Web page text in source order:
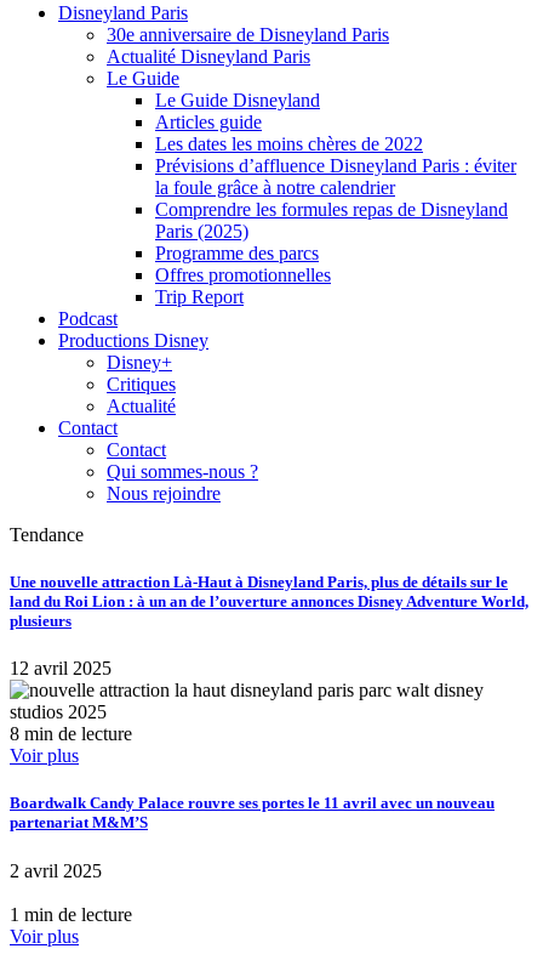
Disneyland Paris
30e anniversaire de Disneyland Paris
Actualité Disneyland Paris
Le Guide
Le Guide Disneyland
Articles guide
Les dates les moins chères de 2022
Prévisions d’affluence Disneyland Paris : éviter
la foule grâce à notre calendrier
Comprendre les formules repas de Disneyland
Paris (2025)
Programme des parcs
Offres promotionnelles
Trip Report
Podcast
Productions Disney
Disney+
Critiques
Actualité
Contact
Contact
Qui sommes-nous ?
Nous rejoindre
Tendance
Une nouvelle attraction Là-Haut à Disneyland Paris, plus de détails sur le
land du Roi Lion : à un an de l’ouverture annonces Disney Adventure World,
plusieurs
12 avril 2025
8 min de lecture
Voir plus
Boardwalk Candy Palace rouvre ses portes le 11 avril avec un nouveau
partenariat M&M’S
2 avril 2025
1 min de lecture
Voir plus